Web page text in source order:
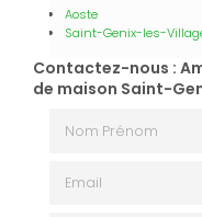
Aoste
Saint-Genix-les-
Contactez-nous :
de maison Saint-